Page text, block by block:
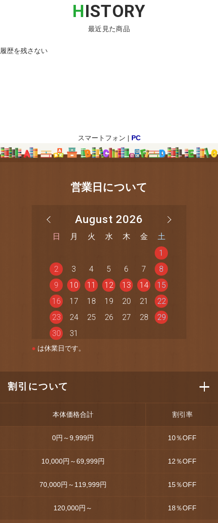
HISTORY
最近見た商品
履歴を残さない
スマートフォン | PC
営業日について
August 2026
日 月 火 水 木 金
土
1
2
3 4 5 6 7
8
9
10 11 12 13 14
15
16
17 18 19 20 21
22
23
24 25 26 27 28
29
30
31
● は休業日です。
割引について
本体価格合計 割引率
0円～9,999円 10％OFF
10,000円～69,999円 12％OFF
70,000円～119,999円 15％OFF
120,000円～ 18％OFF